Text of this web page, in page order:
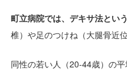
町立病院では、デキサ法とい
椎）や足のつけね（大腿骨近
同性の若い人（20-44歳）の